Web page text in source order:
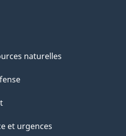
naturelles
et urgences